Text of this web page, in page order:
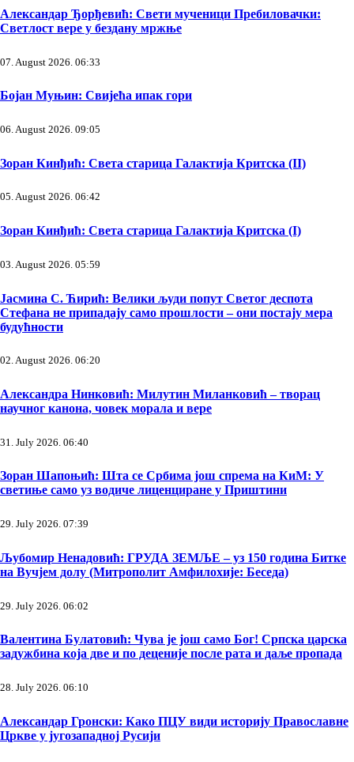
Александар Ђорђевић: Свети мученици Пребиловачки:
Светлост вере у бездану мржње
07. August 2026. 06:33
Бојан Муњин: Свијећа ипак гори
06. August 2026. 09:05
Зоран Кинђић: Света старица Галактија Критска (II)
05. August 2026. 06:42
Зоран Кинђић: Света старица Галактија Критска (I)
03. August 2026. 05:59
Јасмина С. Ћирић: Велики људи попут Светог деспота
Стефана не припадају само прошлости – они постају мера
будућности
02. August 2026. 06:20
Александра Нинковић: Милутин Миланковић – творац
научног канона, човек морала и вере
31. July 2026. 06:40
Зоран Шапоњић: Шта се Србима још спрема на КиМ: У
светиње само уз водиче лиценциране у Приштини
29. July 2026. 07:39
Љубомир Ненадовић: ГРУДА ЗЕМЉЕ – уз 150 година Битке
на Вучјем долу (Митрополит Амфилохије: Беседа)
29. July 2026. 06:02
Валентина Булатовић: Чува је још само Бог! Српска царска
задужбина која две и по деценије после рата и даље пропада
28. July 2026. 06:10
Александар Гронски: Како ПЦУ види историју Православне
Цркве у југозападној Русији